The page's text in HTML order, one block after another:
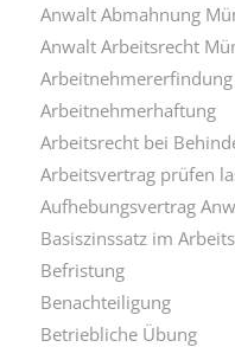
Anwalt Abmahnung
Anwalt Arbeitsrecht
Arbeitnehmererfindung
Arbeitnehmerhaftung
Arbeitsrecht bei
Arbeitsvertrag prüfen
Aufhebungsvertrag
Basiszinssatz im
Befristung
Benachteiligung
Betriebliche Übung